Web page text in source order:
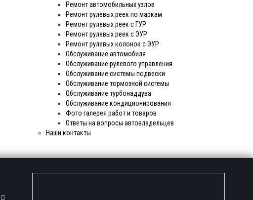
Ремонт автомобильных узлов
Ремонт рулевых реек по маркам
Ремонт рулевых реек с ГУР
Ремонт рулевых реек с ЭУР
Ремонт рулевых колонок с ЭУР
Обслуживание автомобиля
Обслуживание рулевого управления
Обслуживание системы подвески
Обслуживание тормозной системы
Обслуживание турбонаддува
Обслуживание кондиционирования
Фото галерея работ и товаров
Ответы на вопросы автовладельцев
Наши контакты